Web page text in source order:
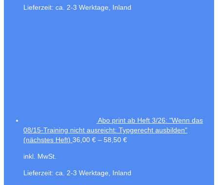
Lieferzeit: ca. 2-3 Werktage, Inland
Abo print ab Heft 3/26: "Wenn das
08/15-Training nicht ausreicht: Typgerecht ausbilden"
(nächstes Heft) 36,00 € – 58,50 €
inkl. MwSt.
Lieferzeit: ca. 2-3 Werktage, Inland